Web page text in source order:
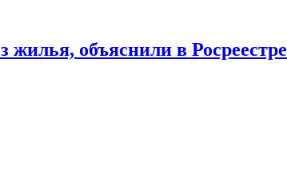
жилья, объяснили в Росреестре